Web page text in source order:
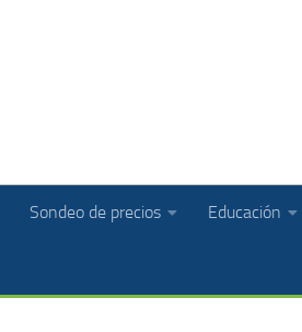
Sondeo de precios Educación